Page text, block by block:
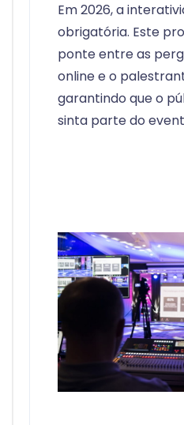
Em 2026, a
obrigatória. Este
ponte entre as
online e o
garantindo que o
sinta parte do